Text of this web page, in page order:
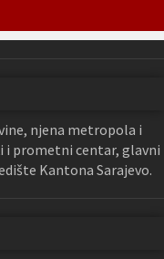
njena metropola i
i prometni centar, glavni
Kantona Sarajevo.